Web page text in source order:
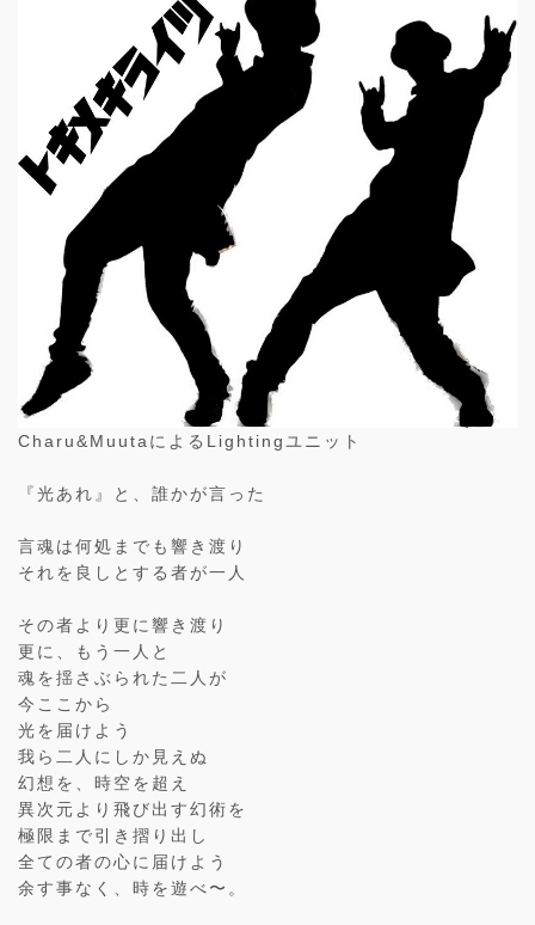
Charu&MuutaによるLightingユニット
『光あれ』と、誰かが言った
言魂は何処までも響き渡り
それを良しとする者が一人
その者より更に響き渡り
更に、もう一人と
魂を揺さぶられた二人が
今ここから
光を届けよう
我ら二人にしか見えぬ
幻想を、時空を超え
異次元より飛び出す幻術を
極限まで引き摺り出し
全ての者の心に届けよう
余す事なく、時を遊べ〜。